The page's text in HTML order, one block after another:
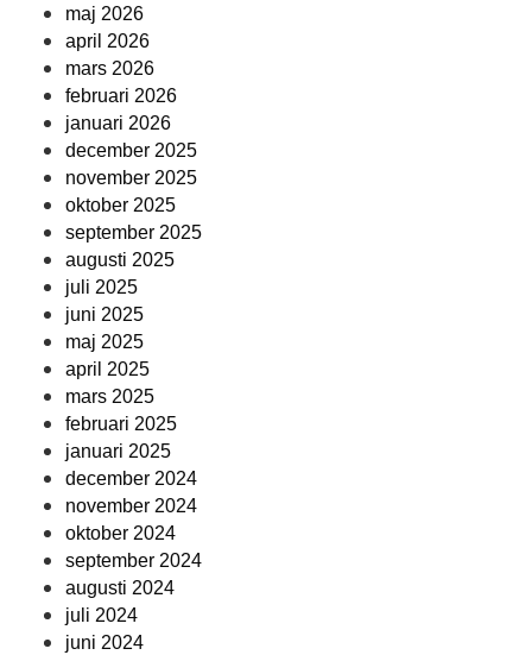
maj 2026
april 2026
mars 2026
februari 2026
januari 2026
december 2025
november 2025
oktober 2025
september 2025
augusti 2025
juli 2025
juni 2025
maj 2025
april 2025
mars 2025
februari 2025
januari 2025
december 2024
november 2024
oktober 2024
september 2024
augusti 2024
juli 2024
juni 2024